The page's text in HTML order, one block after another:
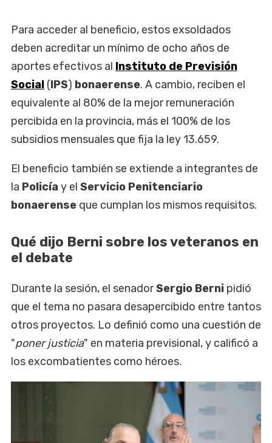
Para acceder al beneficio, estos exsoldados
deben acreditar un mínimo de ocho años de
aportes efectivos al Instituto de Previsión
Social (IPS) bonaerense. A cambio, reciben el
equivalente al 80% de la mejor remuneración
percibida en la provincia, más el 100% de los
subsidios mensuales que fija la ley 13.659.
El beneficio también se extiende a integrantes de
la Policíay el Servicio Penitenciario
bonaerense que cumplan los mismos requisitos.
Qué dijo Berni sobre los veteranos en
el debate
Durante la sesión, el senadorSergio Berni pidió
que el tema no pasara desapercibido entre tantos
otros proyectos. Lo definió como una cuestión de
"poner justicia" en materia previsional, y calificó a
los excombatientes como héroes.